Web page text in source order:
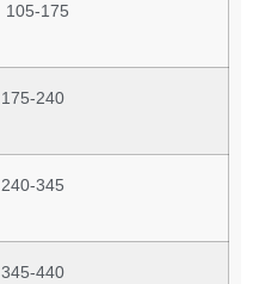
105-175
175-240
240-345
345-440